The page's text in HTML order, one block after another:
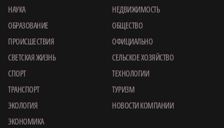
НАУКА
НЕДВИЖИМОСТЬ
ОБРАЗОВАНИЕ
ОБЩЕСТВО
ПРОИСШЕСТВИЯ
ОФИЦИАЛЬНО
СВЕТСКАЯ ЖИЗНЬ
СЕЛЬСКОЕ ХОЗЯЙСТВО
СПОРТ
ТЕХНОЛОГИИ
ТРАНСПОРТ
ТУРИЗМ
ЭКОЛОГИЯ
НОВОСТИ КОМПАНИИ
ЭКОНОМИКА